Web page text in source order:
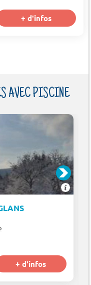
+ d'infos
AVEC PISCINE
+ d'infos